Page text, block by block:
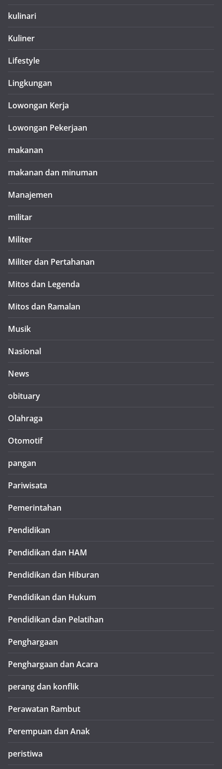
kulinari
Kuliner
Lifestyle
Lingkungan
Lowongan Kerja
Lowongan Pekerjaan
makanan
makanan dan minuman
Manajemen
militar
Militer
Militer dan Pertahanan
Mitos dan Legenda
Mitos dan Ramalan
Musik
Nasional
News
obituary
Olahraga
Otomotif
pangan
Pariwisata
Pemerintahan
Pendidikan
Pendidikan dan HAM
Pendidikan dan Hiburan
Pendidikan dan Hukum
Pendidikan dan Pelatihan
Penghargaan
Penghargaan dan Acara
perang dan konflik
Perawatan Rambut
Perempuan dan Anak
peristiwa